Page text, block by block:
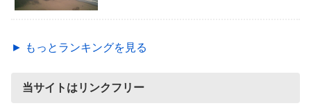
► もっとランキングを見る
当サイトはリンクフリー